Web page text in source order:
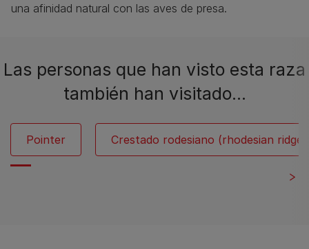
una afinidad natural con las aves de presa.
Las personas que han visto esta raza
también han visitado…
Pointer Crestado rodesiano (rhodesian